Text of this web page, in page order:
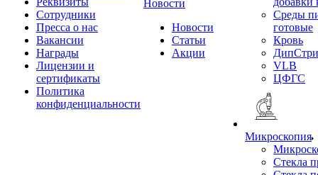
Сотрудники
Пресса о нас
Вакансии
Награды
Лицензии и
сертификаты
Политика
конфиденциальности
Новости
Новости
Статьи
Акции
Среды
готовые
Кровь
VLB
ЦФГС
Микроскопия
Стекла